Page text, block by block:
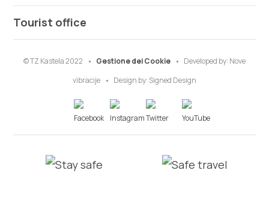
Tourist office
© TZ Kastela 2022 Gestione dei Cookie Developed by: Nove
vibracije
Design by: Signed Design